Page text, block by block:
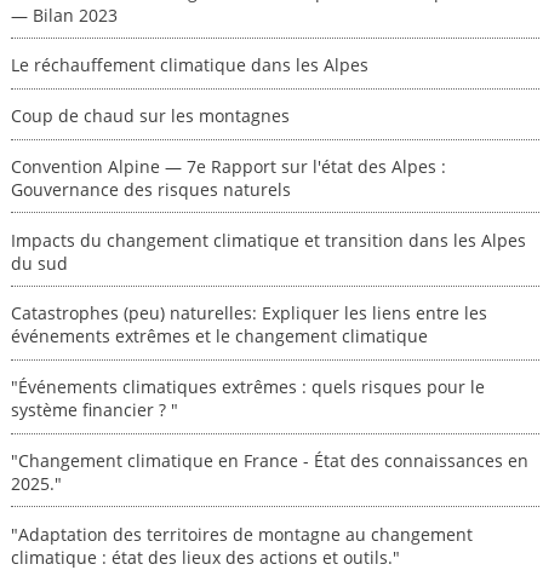
— Bilan 2023
Le réchauffement climatique dans les Alpes
Coup de chaud sur les montagnes
Convention Alpine — 7e Rapport sur l'état des Alpes :
Gouvernance des risques naturels
Impacts du changement climatique et transition dans les Alpes
du sud
Catastrophes (peu) naturelles: Expliquer les liens entre les
événements extrêmes et le changement climatique
"Événements climatiques extrêmes : quels risques pour le
système financier ? "
"Changement climatique en France - État des connaissances en
2025."
"Adaptation des territoires de montagne au changement
climatique : état des lieux des actions et outils."